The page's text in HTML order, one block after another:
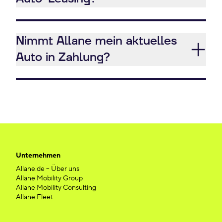
Nimmt Allane mein aktuelles
Auto in Zahlung?
Unternehmen
Allane.de – Über uns
Allane Mobility Group
Allane Mobility Consulting
Allane Fleet